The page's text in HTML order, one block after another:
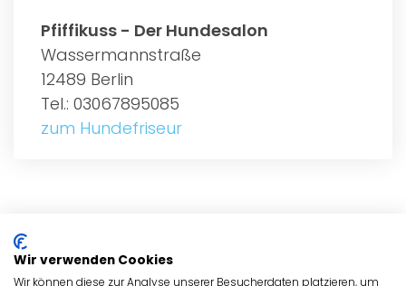
Pfiffikuss - Der Hundesalon
Wassermannstraße
12489 Berlin
Tel.: 03067895085
zum Hundefriseur
ALLGEMEIN
HUNDEFRISEURE
Wir verwenden Cookies
Wir können diese zur Analyse unserer Besucherdaten platzieren, um